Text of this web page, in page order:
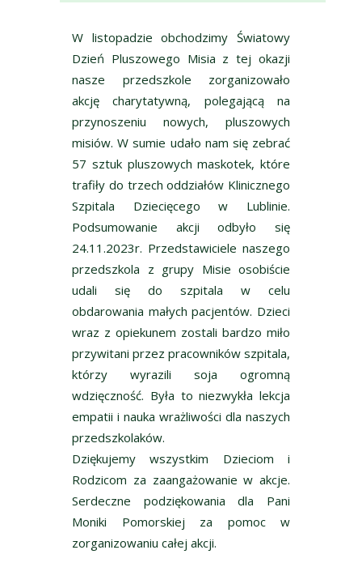
W listopadzie obchodzimy Światowy
Dzień Pluszowego Misia z tej okazji
nasze przedszkole zorganizowało
akcję charytatywną, polegającą na
przynoszeniu nowych, pluszowych
misiów. W sumie udało nam się zebrać
57 sztuk pluszowych maskotek, które
trafiły do trzech oddziałów Klinicznego
Szpitala Dziecięcego w Lublinie.
Podsumowanie akcji odbyło się
24.11.2023r. Przedstawiciele naszego
przedszkola z grupy Misie osobiście
udali się do szpitala w celu
obdarowania małych pacjentów. Dzieci
wraz z opiekunem zostali bardzo miło
przywitani przez pracowników szpitala,
którzy wyrazili soja ogromną
wdzięczność. Była to niezwykła lekcja
empatii i nauka wrażliwości dla naszych
przedszkolaków.
Dziękujemy wszystkim Dzieciom i
Rodzicom za zaangażowanie w akcje.
Serdeczne podziękowania dla Pani
Moniki Pomorskiej za pomoc w
zorganizowaniu całej akcji.